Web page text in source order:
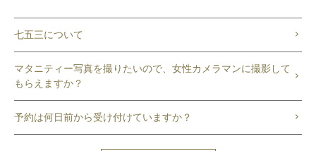
七五三について
マタニティー写真を撮りたいので、女性カメラマンに撮影して
もらえますか？
予約は何日前から受け付けていますか？